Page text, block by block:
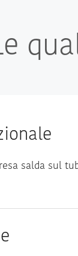
salda sul